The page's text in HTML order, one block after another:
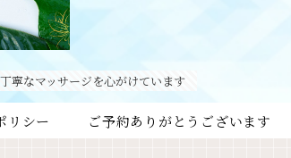
寧なマッサージを心がけています
リシー ご予約ありがとうございます